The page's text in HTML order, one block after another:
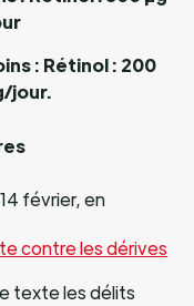
: Rétinol : 200
jour.
février, en
contre les dérives
texte les délits